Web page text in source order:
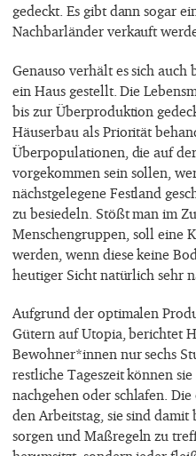
gedeckt. Es gibt dann sogar
Nachbarländer verkauft
Genauso verhält es sich
ein Haus gestellt. Die
bis zur Überproduktion
Häuserbau als Priorität
Überpopulationen, die auf
vorgekommen sein sollen,
nächstgelegene Festland
zu besiedeln. Stößt man im
Menschengruppen, soll eine
werden, wenn diese keine
heutiger Sicht natürlich sehr
Aufgrund der optimalen
Gütern auf Utopia, berichtet
Bewohner*innen nur sechs
restliche Tageszeit können
nachgehen oder schlafen.
den Arbeitstag, sie sind
sorgen und Maßregeln zu